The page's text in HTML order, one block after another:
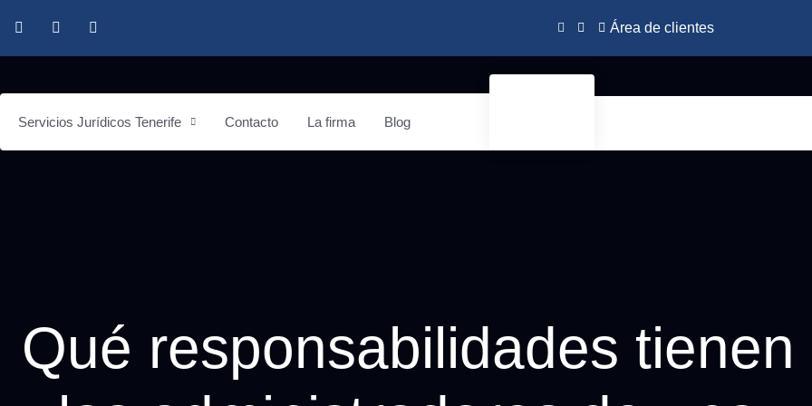
Área de clientes
Servicios Jurídicos Tenerife Contacto La firma Blog
Qué responsabilidades tienen